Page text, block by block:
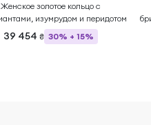
Женское золотое кольцо с
изумрудом и перидотом
39 454 ₴ 30% + 15%